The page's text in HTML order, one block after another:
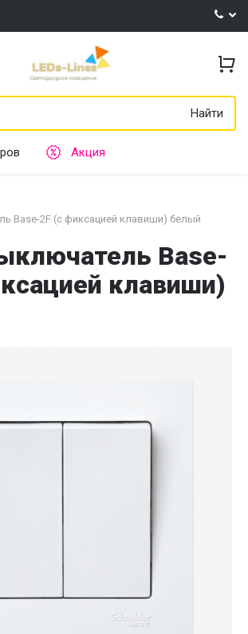
Найти
Акция
Base-2F (c фиксацией клавиши) белый
Base-
клавиши)